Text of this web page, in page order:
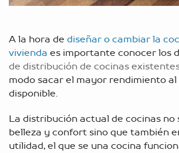
A la hora de diseñar o cambiar la
vivienda es importante conocer los
de distribución de cocinas
modo sacar el mayor rendimiento al
disponible.
La distribución actual de cocinas no
belleza y confort sino que también
utilidad, el que se una cocina